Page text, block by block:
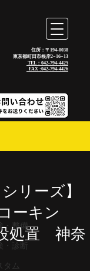
住所：〒194-0038
東京都町田市根岸2−16−13
TEL：042-794-4425
_FAX :042-794-4426
・整備
・診断
タム
リーズ】
ーキン
処置 神奈